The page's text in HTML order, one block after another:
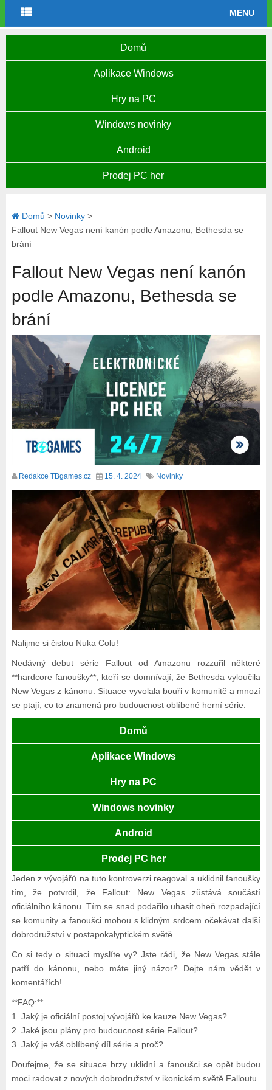
MENU
Domů
Aplikace Windows
Hry na PC
Windows novinky
Android
Prodej PC her
Domů > Novinky>
Fallout New Vegas není kanón podle Amazonu, Bethesda se
brání
Fallout New Vegas není kanón
podle Amazonu, Bethesda se
brání
Redakce TBgames.cz 15. 4. 2024 Novinky
Nalijme si čistou Nuka Colu!
Nedávný debut série Fallout od Amazonu rozzuřil některé
**hardcore fanoušky**, kteří se domnívají, že Bethesda vyloučila
New Vegas z kánonu. Situace vyvolala bouři v komunitě a mnozí
se ptají, co to znamená pro budoucnost oblíbené herní série.
Domů
Aplikace Windows
Hry na PC
Windows novinky
Android
Prodej PC her
Jeden z vývojářů na tuto kontroverzi reagoval a uklidnil fanoušky
tím, že potvrdil, že Fallout: New Vegas zůstává součástí
oficiálního kánonu. Tím se snad podařilo uhasit oheň rozpadající
se komunity a fanoušci mohou s klidným srdcem očekávat další
dobrodružství v postapokalyptickém světě.
Co si tedy o situaci myslíte vy? Jste rádi, že New Vegas stále
patří do kánonu, nebo máte jiný názor? Dejte nám vědět v
komentářích!
**FAQ:**
1. Jaký je oficiální postoj vývojářů ke kauze New Vegas?
2. Jaké jsou plány pro budoucnost série Fallout?
3. Jaký je váš oblíbený díl série a proč?
Doufejme, že se situace brzy uklidní a fanoušci se opět budou
moci radovat z nových dobrodružství v ikonickém světě Falloutu.